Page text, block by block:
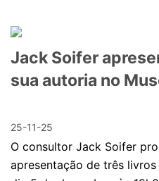
Jack Soifer
sua autoria no
25-11-25
O consultor Jack Soifer
apresentação de três